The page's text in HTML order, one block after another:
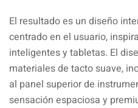
El resultado es un diseño
centrado en el usuario,
inteligentes y tabletas. El
materiales de tacto suave,
al panel superior de
sensación espaciosa y